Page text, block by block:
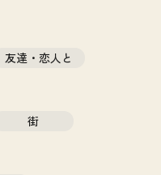
友達・恋人と
街